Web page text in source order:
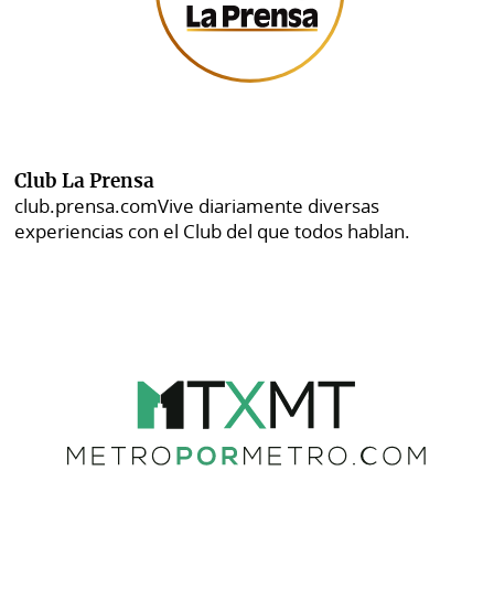
Club La Prensa
club.prensa.comVive diariamente diversas
experiencias con el Club del que todos hablan.